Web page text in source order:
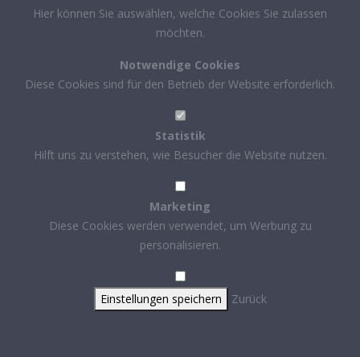
Hier können Sie auswählen, welche Cookies Sie zulassen
möchten.
Notwendige Cookies
Diese Cookies sind für den Betrieb der Website erforderlich.
Statistik
Hilft uns zu verstehen, wie Besucher die Website nutzen.
Marketing
Diese Cookies werden verwendet, um Werbung zu
personalisieren.
Einstellungen speichern Zurück